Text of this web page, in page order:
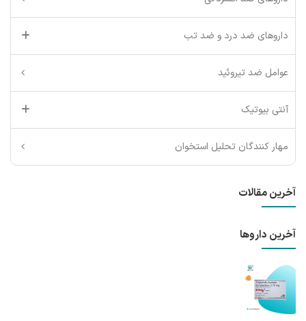
داروهای ضد درد و ضد تب
عوامل ضد تیروئید
آنتی بیوتیک
مهار کنندگان تحلیل استخوان
آخرین مقالات
آخرین داروها